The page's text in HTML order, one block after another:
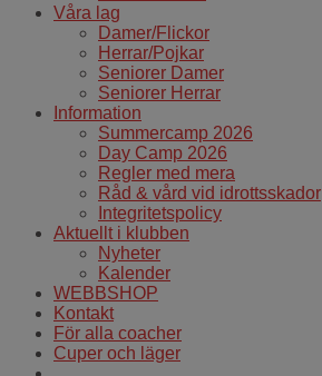
Våra lag
Damer/Flickor
Herrar/Pojkar
Seniorer Damer
Seniorer Herrar
Information
Summercamp 2026
Day Camp 2026
Regler med mera
Råd & vård vid idrottsskador
Integritetspolicy
Aktuellt i klubben
Nyheter
Kalender
WEBBSHOP
Kontakt
För alla coacher
Cuper och läger